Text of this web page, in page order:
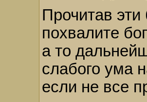
Прочитав
похвалите
а то
слабого ума
если не все